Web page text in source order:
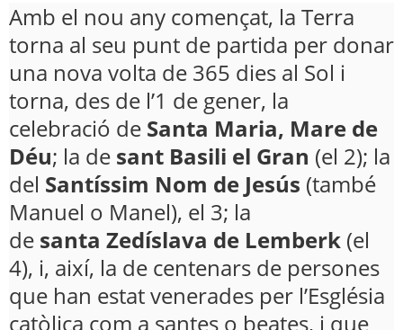
Amb el nou any començat, la Terra
torna al seu punt de partida per donar
una nova volta de 365 dies al Sol i
torna, des de l’1 de gener, la
celebració de Santa Maria, Mare de
Déu; la de sant Basili el Gran (el 2); la
del Santíssim Nom de Jesús (també
Manuel o Manel), el 3; la
de santa Zedíslava de Lemberk (el
4), i, així, la de centenars de persones
que han estat venerades per l’Església
catòlica com a santes o beates, i que